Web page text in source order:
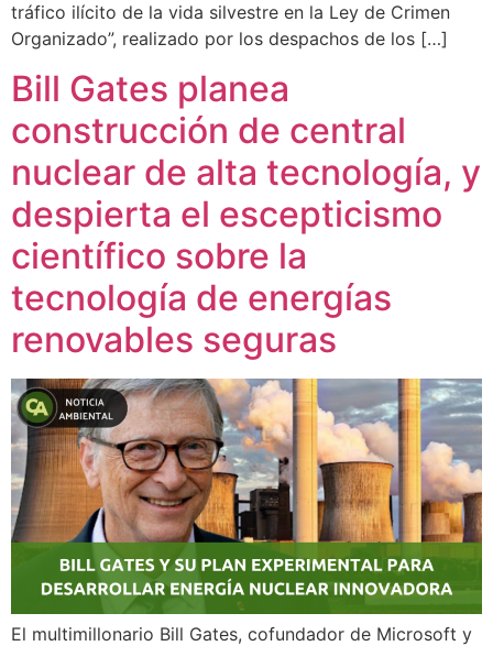
tráfico ilícito de la vida silvestre en la Ley de Crimen
Organizado”, realizado por los despachos de los […]
Bill Gates planea
construcción de central
nuclear de alta tecnología, y
despierta el escepticismo
científico sobre la
tecnología de energías
renovables seguras
El multimillonario Bill Gates, cofundador de Microsoft y